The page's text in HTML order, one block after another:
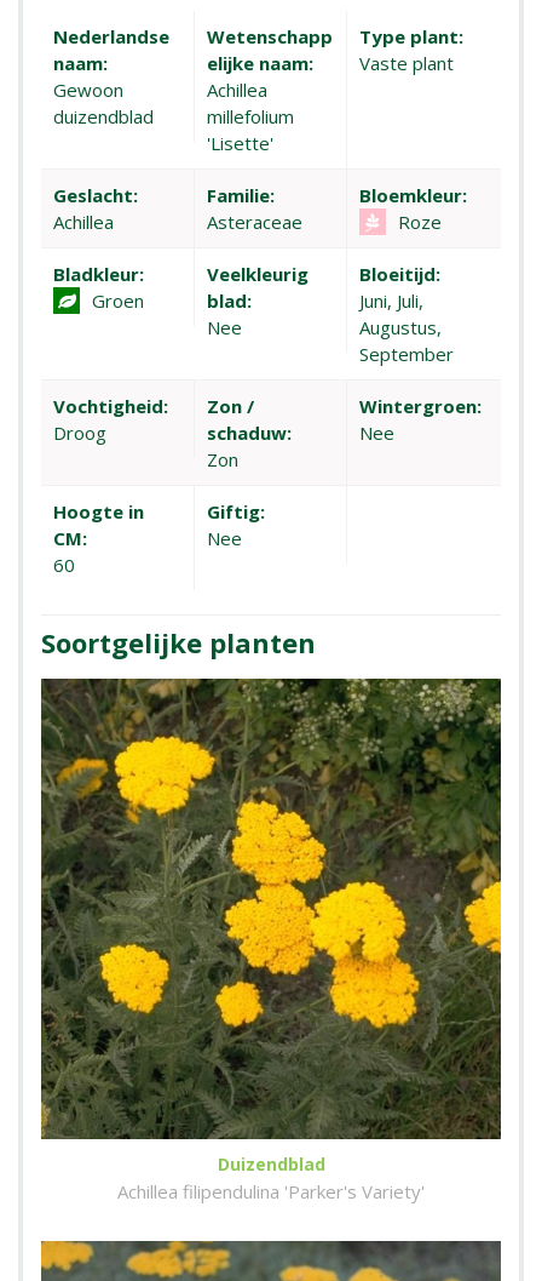
Nederlandse
naam:
Gewoon
duizendblad
Wetenschapp
elijke naam:
Achillea
millefolium
'Lisette'
Type plant:
Vaste plant
Geslacht:
Achillea
Familie:
Asteraceae
Bloemkleur:
Roze
Bladkleur:
Groen
Veelkleurig
blad:
Nee
Bloeitijd:
Juni, Juli,
Augustus,
September
Vochtigheid:
Droog
Zon /
schaduw:
Zon
Wintergroen:
Nee
Hoogte in
CM:
60
Giftig:
Nee
Soortgelijke planten
Duizendblad
Achillea filipendulina 'Parker's Variety'